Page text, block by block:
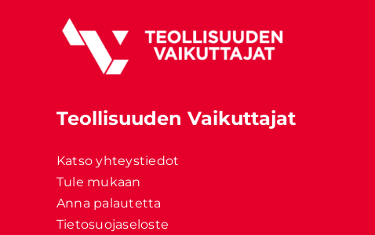
Teollisuuden Vaikuttajat
Katso yhteystiedot
Tule mukaan
Anna palautetta
Tietosuojaseloste